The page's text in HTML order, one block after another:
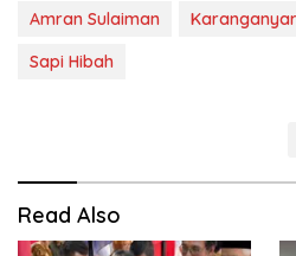
Amran Sulaiman Karanganyar
Sapi Hibah
Read Also